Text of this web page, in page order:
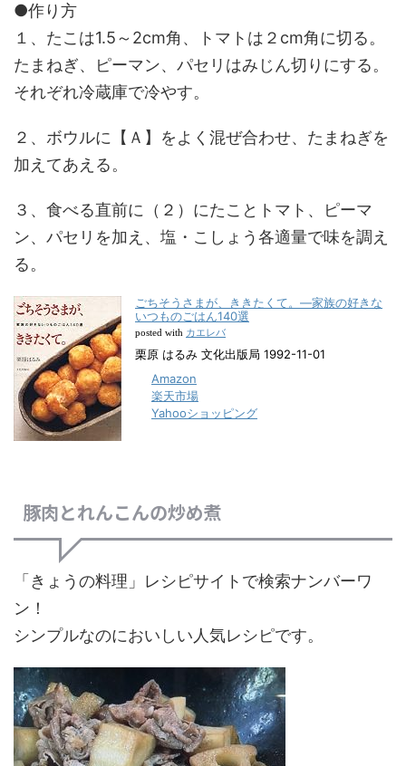
●作り方
１、たこは1.5～2cm角、トマトは２cm角に切る。
たまねぎ、ピーマン、パセリはみじん切りにする。
それぞれ冷蔵庫で冷やす。
２、ボウルに【Ａ】をよく混ぜ合わせ、たまねぎを
加えてあえる。
３、食べる直前に（２）にたことトマト、ピーマ
ン、パセリを加え、塩・こしょう各適量で味を調え
る。
ごちそうさまが、ききたくて。―家族の好きな
いつものごはん140選
posted with カエレバ
栗原 はるみ 文化出版局 1992-11-01
Amazon
楽天市場
Yahooショッピング
豚肉とれんこんの炒め煮
「きょうの料理」レシピサイトで検索ナンバーワ
ン！
シンプルなのにおいしい人気レシピです。